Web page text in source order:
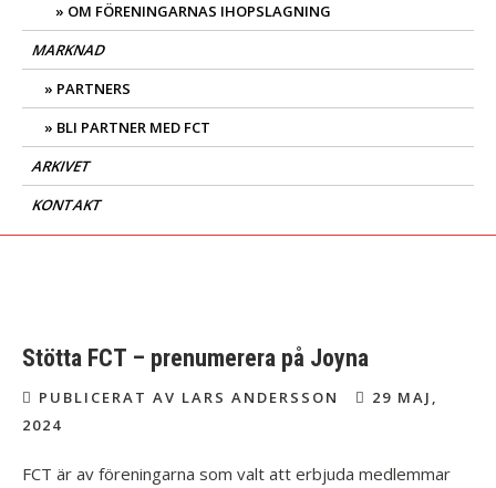
OM FÖRENINGARNAS IHOPSLAGNING
MARKNAD
PARTNERS
BLI PARTNER MED FCT
ARKIVET
KONTAKT
Stötta FCT – prenumerera på Joyna
PUBLICERAT AV LARS ANDERSSON
29 MAJ,
2024
FCT är av föreningarna som valt att erbjuda medlemmar